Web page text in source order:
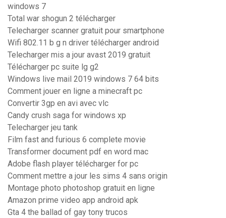
windows 7
Total war shogun 2 télécharger
Telecharger scanner gratuit pour smartphone
Wifi 802.11 b g n driver télécharger android
Telecharger mis a jour avast 2019 gratuit
Télécharger pc suite lg g2
Windows live mail 2019 windows 7 64 bits
Comment jouer en ligne a minecraft pc
Convertir 3gp en avi avec vlc
Candy crush saga for windows xp
Telecharger jeu tank
Film fast and furious 6 complete movie
Transformer document pdf en word mac
Adobe flash player télécharger for pc
Comment mettre a jour les sims 4 sans origin
Montage photo photoshop gratuit en ligne
Amazon prime video app android apk
Gta 4 the ballad of gay tony trucos